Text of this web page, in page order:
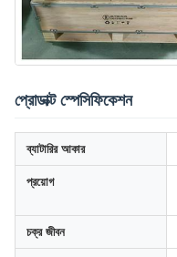
প্রোডাক্ট স্পেসিফিকেশন
ব্যাটারির আকার
প্রয়োগ
চক্র জীবন